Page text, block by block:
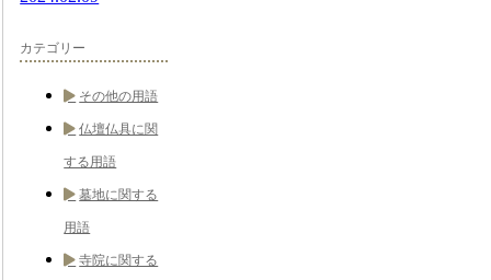
カテゴリー
その他の用語
仏壇仏具に関
する用語
墓地に関する
用語
寺院に関する